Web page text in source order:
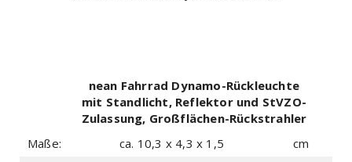
nean Fahrrad Dynamo-Rückleuchte
mit Standlicht, Reflektor und StVZO-
Zulassung, Großflächen-Rückstrahler
Maße: ca. 10,3 x 4,3 x 1,5
cm